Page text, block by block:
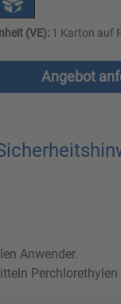
(VE):1 Karton auf
Angebot
Anwender.